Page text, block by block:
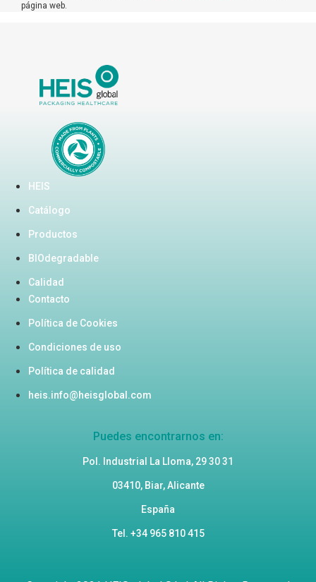
página web.
HEIS
Catálogo
Productos
BIOdegradable
Calidad
Contacto
Política de Cookies
Condiciones de uso
Política de calidad
heis.info@heisglobal.com
Puedes encontrarnos en:
Pol. Industrial La Lloma, 29 30 31
03410, Biar, Alicante
España
Tel. +34 965 810 415